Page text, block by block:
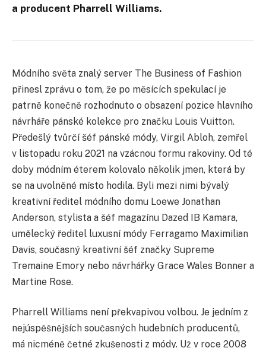
a producent Pharrell Williams.
Módního světa znalý server The Business of Fashion
přinesl zprávu o tom, že po měsících spekulací je
patrně konečně rozhodnuto o obsazení pozice hlavního
návrháře pánské kolekce pro značku Louis Vuitton.
Předešlý tvůrčí šéf pánské módy, Virgil Abloh, zemřel
v listopadu roku 2021 na vzácnou formu rakoviny. Od té
doby módním éterem kolovalo několik jmen, která by
se na uvolněné místo hodila. Byli mezi nimi bývalý
kreativní ředitel módního domu Loewe Jonathan
Anderson, stylista a šéf magazínu Dazed IB Kamara,
umělecký ředitel luxusní módy Ferragamo Maximilian
Davis, současný kreativní šéf značky Supreme
Tremaine Emory nebo návrhářky Grace Wales Bonner a
Martine Rose.
Pharrell Williams není překvapivou volbou. Je jedním z
nejúspěšnějších současných hudebních producentů,
má nicméně četné zkušenosti z módy. Už v roce 2008